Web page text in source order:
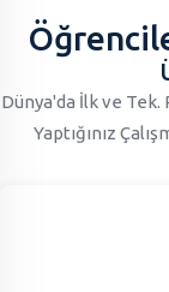
Dünya'da İlk ve
Yaptığınız